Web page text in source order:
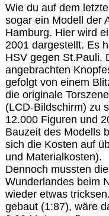
Wie du auf dem
sogar ein Modell der
Hamburg. Hier wird
2001 dargestellt. Es
HSV gegen St.Pauli.
angebrachten
gefolgt von einem
die originale
(LCD-Bildschirm) zu
12.000 Figuren und
Bauzeit des Modells
sich die Kosten auf
und Materialkosten).
Dennoch mussten
Wunderlandes beim
wieder etwas
gebaut (1:87), wäre